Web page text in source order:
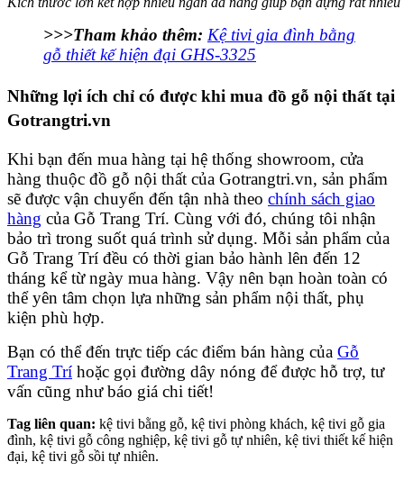
>>>Tham khảo thêm: Kệ tivi gia đình bằng
gỗ thiết kế hiện đại GHS-3325
Những lợi ích chỉ có được khi mua đồ gỗ nội thất tại
Gotrangtri.vn
Khi bạn đến mua hàng tại hệ thống showroom, cửa
hàng thuộc đồ gỗ nội thất của Gotrangtri.vn, sản phẩm
sẽ được vận chuyển đến tận nhà theo chính sách giao
hàng của Gỗ Trang Trí. Cùng với đó, chúng tôi nhận
bảo trì trong suốt quá trình sử dụng. Mỗi sản phẩm của
Gỗ Trang Trí đều có thời gian bảo hành lên đến 12
tháng kể từ ngày mua hàng. Vậy nên bạn hoàn toàn có
thể yên tâm chọn lựa những sản phẩm nội thất, phụ
kiện phù hợp.
Bạn có thể đến trực tiếp các điểm bán hàng của Gỗ
Trang Trí hoặc gọi đường dây nóng để được hỗ trợ, tư
vấn cũng như báo giá chi tiết!
Tag liên quan: kệ tivi bằng gỗ, kệ tivi phòng khách, kệ tivi gỗ gia
đình, kệ tivi gỗ công nghiệp, kệ tivi gỗ tự nhiên, kệ tivi thiết kế hiện
đại, kệ tivi gỗ sồi tự nhiên.